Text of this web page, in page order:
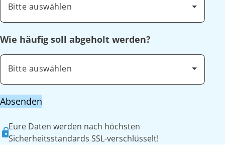
Bitte auswählen
Wie häufig soll abgeholt werden?
Bitte auswählen
Absenden
Eure Daten werden nach höchsten
Sicherheitsstandards SSL-verschlüsselt!